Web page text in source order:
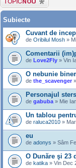
nou
Subiecte
Cuvant de
de Oribilul Mosh »
Comentarii
de Love2Fly » Vin
O nebunie
de the_scavenger
Personajul
de gabuba » Mie
Un tablou
de raluca2010 »
eu
de adonys » Sâm
O Dunăre şi 23
de katika » Vin Dec